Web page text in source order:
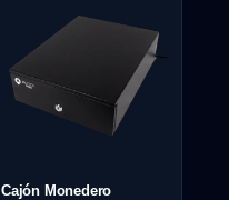
Cajón Monedero